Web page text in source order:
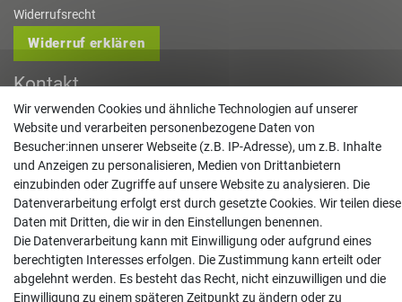
Widerrufsrecht
Widerruf erklären
Kontakt
0481 8565-0
Mo. - Do. 08:00 - 17:00 | Fr. 8:00 - 15:00
Anrufe aus dem dt. Festnetz zum Ortstarif, Preise aus dem Mobilfunknetz ggf.
abweichend (abhängig vom Provider).
Wir verwenden Cookies und ähnliche Technologien auf unserer
Website und verarbeiten personenbezogene Daten von
Besucher:innen unserer Webseite (z.B. IP-Adresse), um z.B. Inhalte
und Anzeigen zu personalisieren, Medien von Drittanbietern
einzubinden oder Zugriffe auf unsere Website zu analysieren. Die
Datenverarbeitung erfolgt erst durch gesetzte Cookies. Wir teilen diese
Daten mit Dritten, die wir in den Einstellungen benennen.
Die Datenverarbeitung kann mit Einwilligung oder aufgrund eines
berechtigten Interesses erfolgen. Die Zustimmung kann erteilt oder
abgelehnt werden. Es besteht das Recht, nicht einzuwilligen und die
Einwilligung zu einem späteren Zeitpunkt zu ändern oder zu